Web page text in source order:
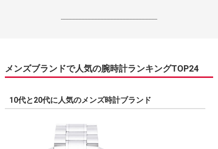
------------------------------------------------------------------
メンズブランドで人気の腕時計ランキングTOP24
10代と20代に人気のメンズ時計ブランド